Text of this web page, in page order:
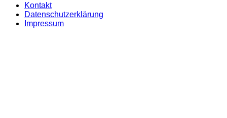
Kontakt
Datenschutzerklärung
Impressum